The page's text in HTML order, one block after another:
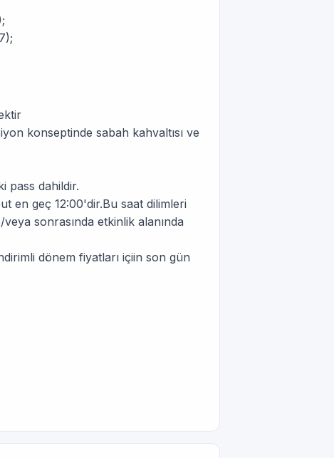
konseptinde sabah kahvaltısı ve
pass dahildir.
en geç 12:00'dir.Bu saat dilimleri
sonrasında etkinlik alanında
dönem fiyatları içiin son gün